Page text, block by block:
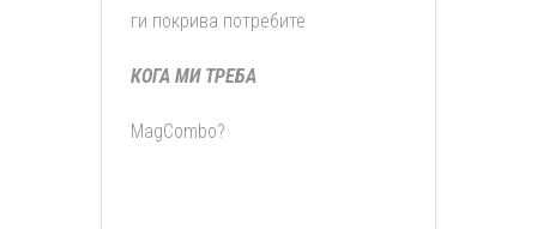
ги покрива потребите
КОГА МИ ТРЕБА
MagCombo?